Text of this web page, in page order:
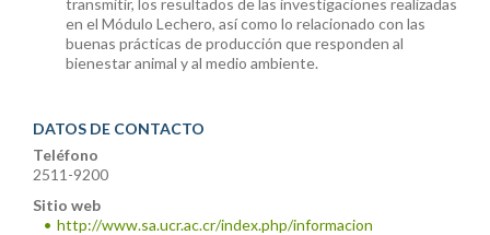
en el Módulo Lechero, así como lo relacionado con las
buenas prácticas de producción que responden al
bienestar animal y al medio ambiente.
DATOS DE CONTACTO
Teléfono
2511-9200
Sitio web
http://www.sa.ucr.ac.cr/index.php/informacion